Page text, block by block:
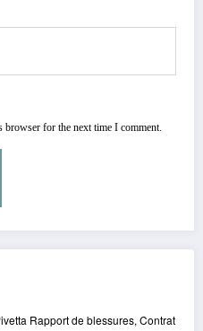
browser for the next time I comment.
Rapport de blessures, Contrat